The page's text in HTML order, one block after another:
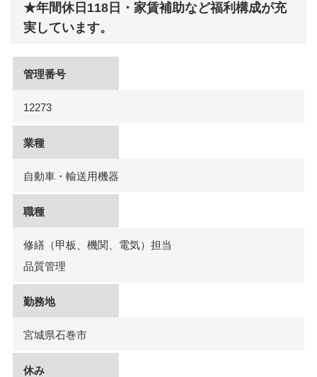
★年間休日118日・家賃補助など福利構成が充
実しています。
管理番号
12273
業種
自動車・輸送用機器
職種
修繕（甲板、機関、電気）担当
品質管理
勤務地
宮城県石巻市
休み